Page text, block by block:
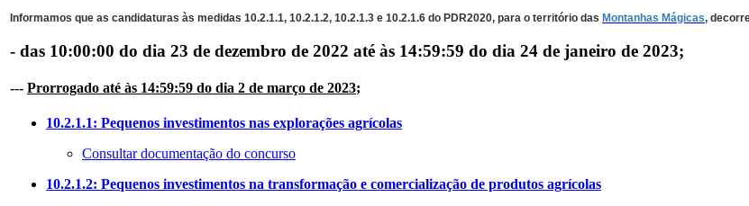
Informamos que as candidaturas às medidas 10.2.1.1, 10.2.1.2, 10.2.1.3 e 10.2.1.6 do PDR2020, para o território das Montanhas Mágicas,
- das 10:00:00 do dia 23 de dezembro de 2022 até às 14:59:59 do dia 24 de janeiro de 2023;
--- Prorrogado até às 14:59:59 do dia 2 de março de 2023;
10.2.1.1: Pequenos investimentos nas explorações agrícolas
Consultar documentação do concurso
10.2.1.2: Pequenos investimentos na transformação e comercialização de produtos agrícolas